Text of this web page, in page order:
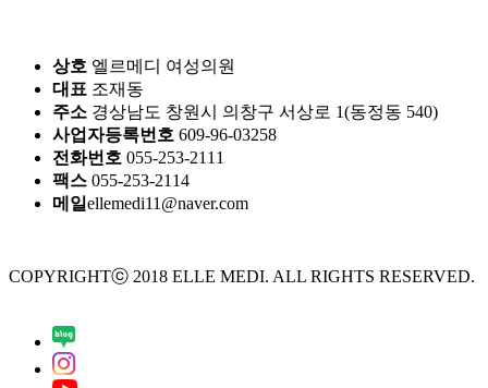
상호 엘르메디 여성의원
대표 조재동
주소 경상남도 창원시 의창구 서상로 1(동정동 540)
사업자등록번호 609-96-03258
전화번호 055-253-2111
팩스 055-253-2114
메일ellemedi11@naver.com
COPYRIGHTⓒ 2018 ELLE MEDI. ALL RIGHTS RESERVED.